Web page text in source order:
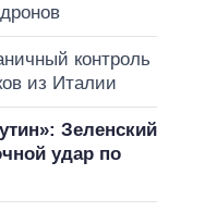
контроль
из Италии
Зеленский
удар по